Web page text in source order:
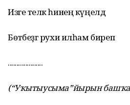
Изге теләк һинең күңелдә
Бөтәбеҙгә рухи илһам биреп
....................
(“Уҡытыусыма”йырын